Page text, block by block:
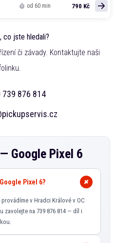
od 60 min 790 Kč
co jste hledali?
či závady. Kontaktujte naši
739 876 814
Google Pixel 6
Pixel 6?
v Hradci Králové v OC
zavolejte na 739 876 814 — díl i